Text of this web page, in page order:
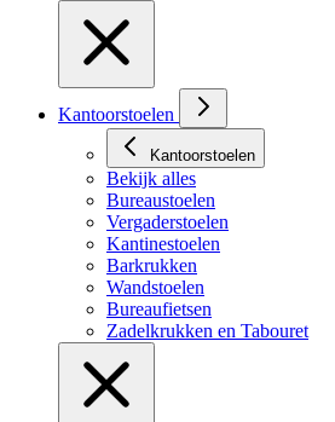
Kantoorstoelen
Kantoorstoelen
Bekijk alles
Bureaustoelen
Vergaderstoelen
Kantinestoelen
Barkrukken
Wandstoelen
Bureaufietsen
Zadelkrukken en Tabouret